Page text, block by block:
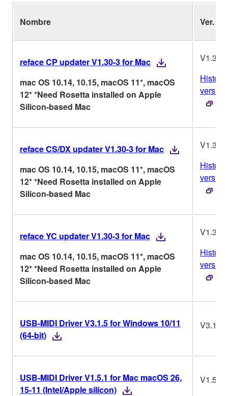
Nombre Ver.
reface CP updater V1.30-3 for Mac
mac OS 10.14, 10.15, macOS 11*, macOS
12* *Need Rosetta installed on Apple
Silicon-based Mac
V1.30-3
reface CS/DX updater V1.30-3 for Mac
mac OS 10.14, 10.15, macOS 11*, macOS
12* *Need Rosetta installed on Apple
Silicon-based Mac
V1.30-3
reface YC updater V1.30-3 for Mac
mac OS 10.14, 10.15, macOS 11*, macOS
12* *Need Rosetta installed on Apple
Silicon-based Mac
V1.30-3
USB-MIDI Driver V3.1.5 for Windows 10/11
(64-bit)
V3.1.5
USB-MIDI Driver V1.5.1 for Mac macOS 26,
15-11 (Intel/Apple silicon)
V1.5.1